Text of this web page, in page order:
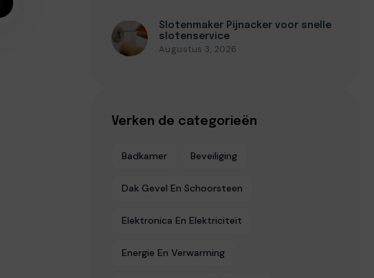
Slotenmaker Pijnacker voor snelle
slotenservice
Augustus 3, 2026
Verken de categorieën
Badkamer Beveiliging
Dak Gevel En Schoorsteen
Elektronica En Elektriciteit
Energie En Verwarming